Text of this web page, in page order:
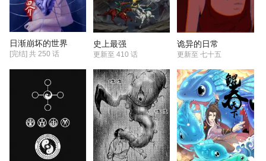
日渐崩坏的世界
[完结] 共 250 话
史上最强
更新至410 话
诡异的日常
更新至七十五